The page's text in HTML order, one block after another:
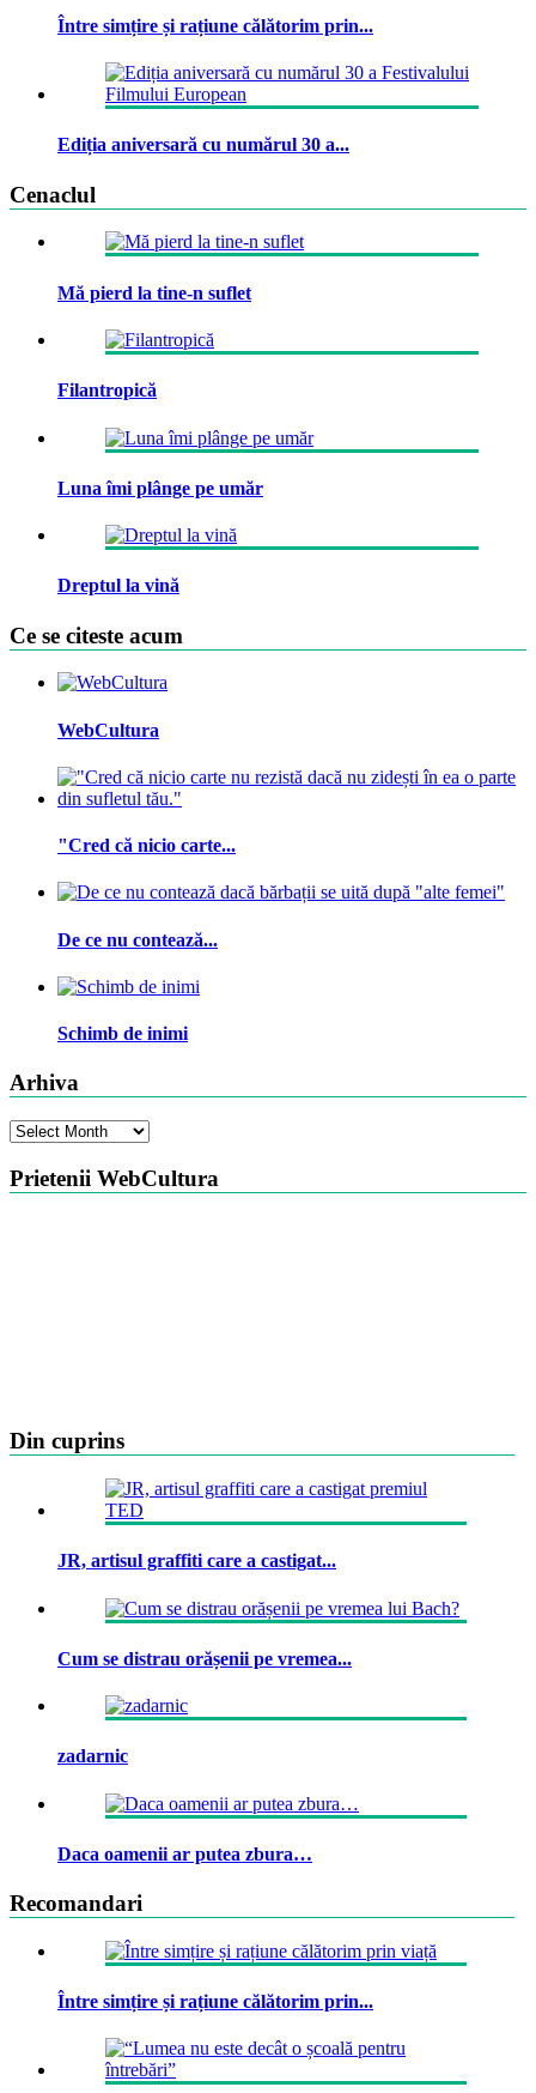
Între simțire și rațiune călătorim prin...
Ediția aniversară cu numărul 30 a...
Cenaclul
Mă pierd la tine-n suflet
Filantropică
Luna îmi plânge pe umăr
Dreptul la vină
Ce se citeste acum
WebCultura
"Cred că nicio carte...
De ce nu contează...
Schimb de inimi
Arhiva
Arhiva
Prietenii WebCultura
Din cuprins
JR, artisul graffiti care a castigat...
Cum se distrau orășenii pe vremea...
zadarnic
Daca oamenii ar putea zbura…
Recomandari
Între simțire și rațiune călătorim prin...